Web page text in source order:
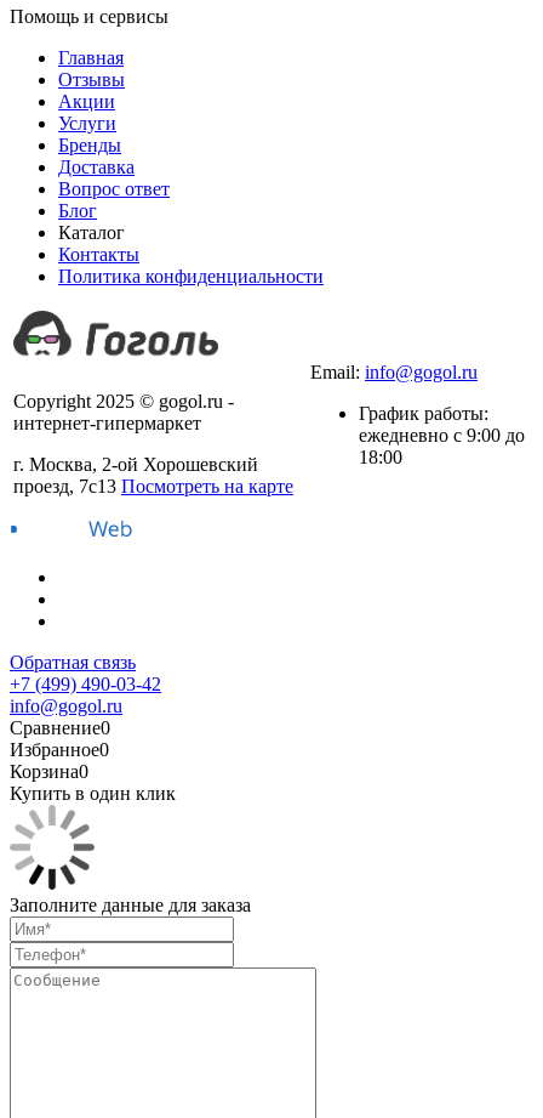
Помощь и сервисы
Главная
Отзывы
Акции
Услуги
Бренды
Доставка
Вопрос ответ
Блог
Каталог
Контакты
Политика конфиденциальности
Copyright 2025 © gogol.ru -
интернет-гипермаркет
г. Москва, 2-ой Хорошевский
проезд, 7с13 Посмотреть на карте
Email: info@gogol.ru
График работы:
ежедневно с 9:00 до
18:00
Обратная связь
+7 (499) 490-03-42
info@gogol.ru
Сравнение0
Избранное0
Корзина0
Купить в один клик
Заполните данные для заказа